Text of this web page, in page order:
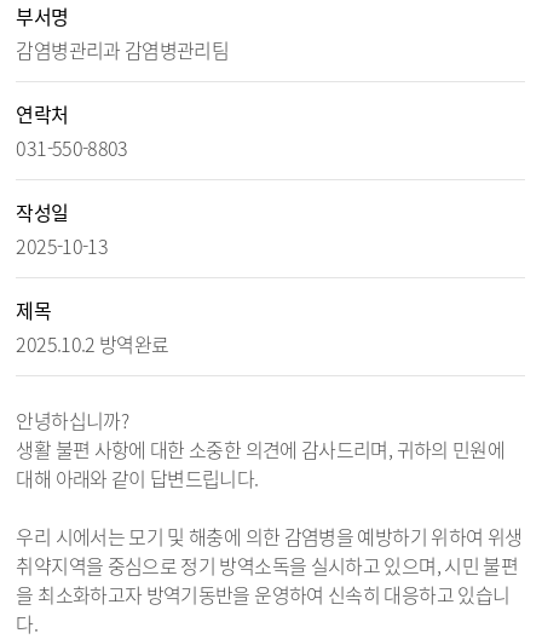
부서명
감염병관리과 감염병관리팀
연락처
031-550-8803
작성일
2025-10-13
제목
2025.10.2 방역완료
안녕하십니까?
생활 불편 사항에 대한 소중한 의견에 감사드리며, 귀하의 민원에
대해 아래와 같이 답변드립니다.
우리 시에서는 모기 및 해충에 의한 감염병을 예방하기 위하여 위생
취약지역을 중심으로 정기 방역소독을 실시하고 있으며, 시민 불편
을 최소화하고자 방역기동반을 운영하여 신속히 대응하고 있습니
다.